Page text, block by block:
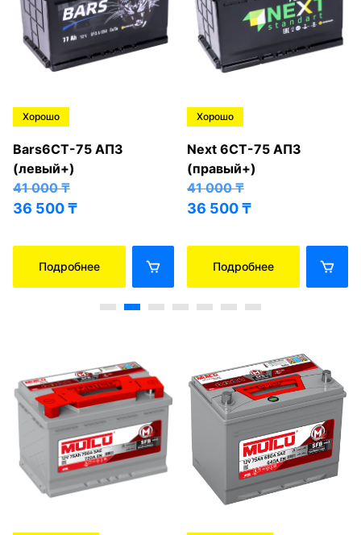
Хорошо
Bars6СТ-75 АПЗ
(левый+)
41 000₸
36 500₸
Подробнее
Хорошо
Next 6СТ-75 АПЗ
(правый+)
41 000₸
36 500₸
Подробнее